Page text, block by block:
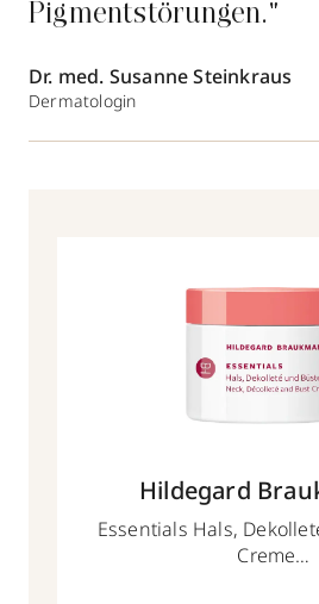
Pigmentstörungen."
Dr. med. Susanne Steinkraus
Dermatologin
Hildegard
Essentials Hals,
Creme